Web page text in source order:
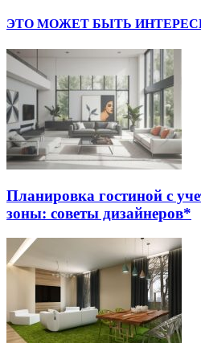
ЭТО МОЖЕТ БЫТЬ
Планировка гостиной с
зоны: советы дизайнеров*